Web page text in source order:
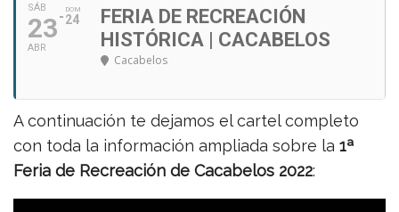
SÁB
23
ABR
DOM
24
FERIA DE RECREACIÓN
HISTÓRICA | CACABELOS
Cacabelos
A continuación te dejamos el cartel completo
con toda la información ampliada sobre la 1ª
Feria de Recreación de Cacabelos 2022: